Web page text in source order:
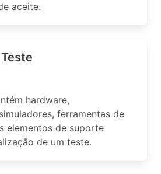
aceite.
hardware,
ferramentas de
elementos de suporte
de um teste.